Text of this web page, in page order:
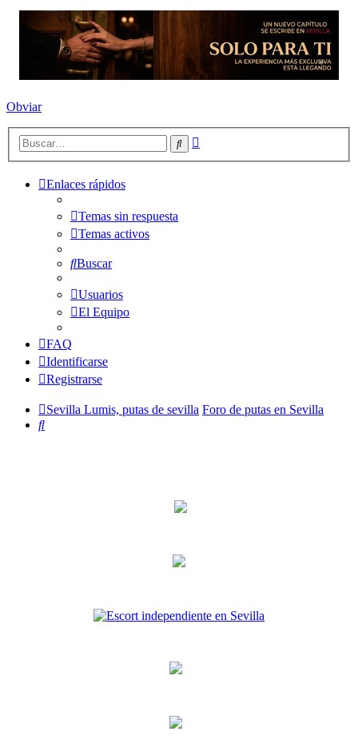
Obviar
Buscar
Enlaces rápidos
Temas sin respuesta
Temas activos
Buscar
Usuarios
El Equipo
FAQ
Identificarse
Registrarse
Sevilla Lumis, putas de sevilla Foro de putas en Sevilla
Buscar